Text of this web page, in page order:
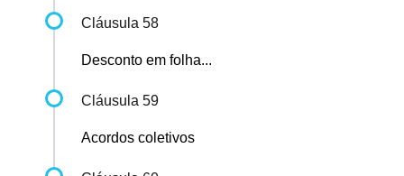
Cláusula 58
Desconto em folha...
Cláusula 59
Acordos coletivos